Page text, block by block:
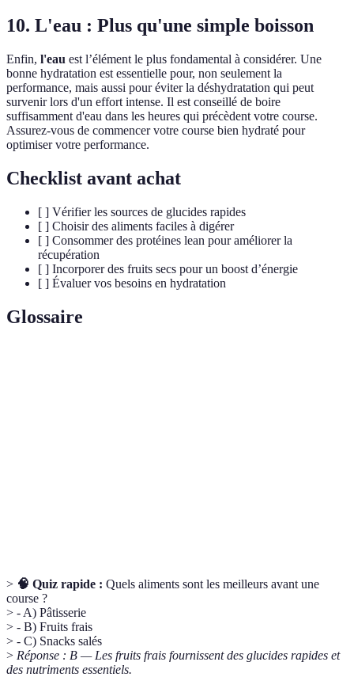
10. L'eau : Plus qu'une simple boisson
Enfin, l'eau est l’élément le plus fondamental à considérer. Une
bonne hydratation est essentielle pour, non seulement la
performance, mais aussi pour éviter la déshydratation qui peut
survenir lors d'un effort intense. Il est conseillé de boire
suffisamment d'eau dans les heures qui précèdent votre course.
Assurez-vous de commencer votre course bien hydraté pour
optimiser votre performance.
Checklist avant achat
[ ] Vérifier les sources de glucides rapides
[ ] Choisir des aliments faciles à digérer
[ ] Consommer des protéines lean pour améliorer la
récupération
[ ] Incorporer des fruits secs pour un boost d’énergie
[ ] Évaluer vos besoins en hydratation
Glossaire
> 🧠 Quiz rapide : Quels aliments sont les meilleurs avant une
course ?
> - A) Pâtisserie
> - B) Fruits frais
> - C) Snacks salés
> Réponse : B — Les fruits frais fournissent des glucides rapides et
des nutriments essentiels.